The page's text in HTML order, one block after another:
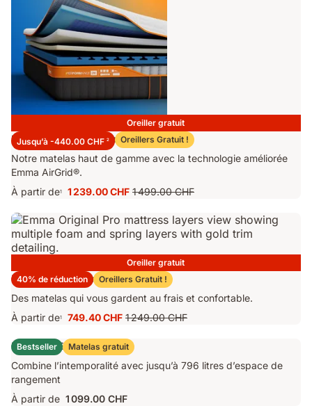
Oreiller gratuit
Jusqu’à -440.00 CHF 2 Oreillers Gratuit !
Matelas Emma Performance 26
Notre matelas haut de gamme avec la technologie améliorée
Emma AirGrid®.
À partir de1
Prix
1 239.00 CHF Prix
1 499.00 CHF
1 499.00 CHF
Oreiller gratuit
40% de réduction
Oreillers Gratuit !
Matelas Emma Original Pro
Des matelas qui vous gardent au frais et confortable.
À partir de1
Prix
749.40 CHF
749.40 CHF Prix
d'origine
1 249.00 CHF
1 249.00 CHF
Bestseller Matelas gratuit
Lit Coffre Emma Original
Combine l’intemporalité avec jusqu’à 796 litres d’espace de
rangement
À partir de 1 099.00 CHF